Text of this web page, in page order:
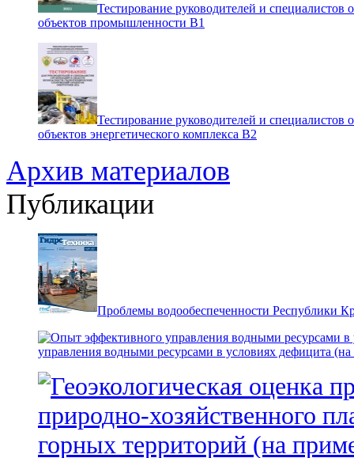
Тестирование руководителей и специалистов
объектов промышленности В1
Тестирование руководителей и специалистов
объектов энергетического комплекса В2
Архив материалов
Публикации
Проблемы водообеспеченности Республики
управления водными ресурсами в условиях дефицита